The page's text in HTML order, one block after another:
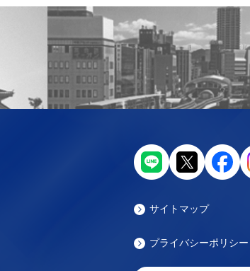
サイトマップ
プライバシーポリシー